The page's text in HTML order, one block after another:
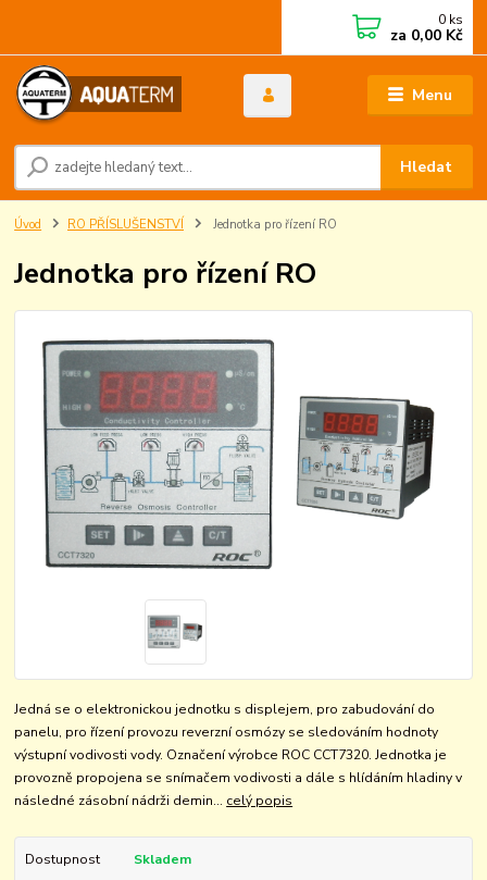
Menu
Hledat
0 ks
za 0,00 Kč
Úvod RO PŘÍSLUŠENSTVÍ Jednotka pro řízení RO
Jednotka pro řízení RO
Jedná se o elektronickou jednotku s displejem, pro zabudování do
panelu, pro řízení provozu reverzní osmózy se sledováním hodnoty
výstupní vodivosti vody. Označení výrobce ROC CCT7320. Jednotka je
provozně propojena se snímačem vodivosti a dále s hlídáním hladiny v
následné zásobní nádrži demin... celý popis
Dostupnost
Skladem